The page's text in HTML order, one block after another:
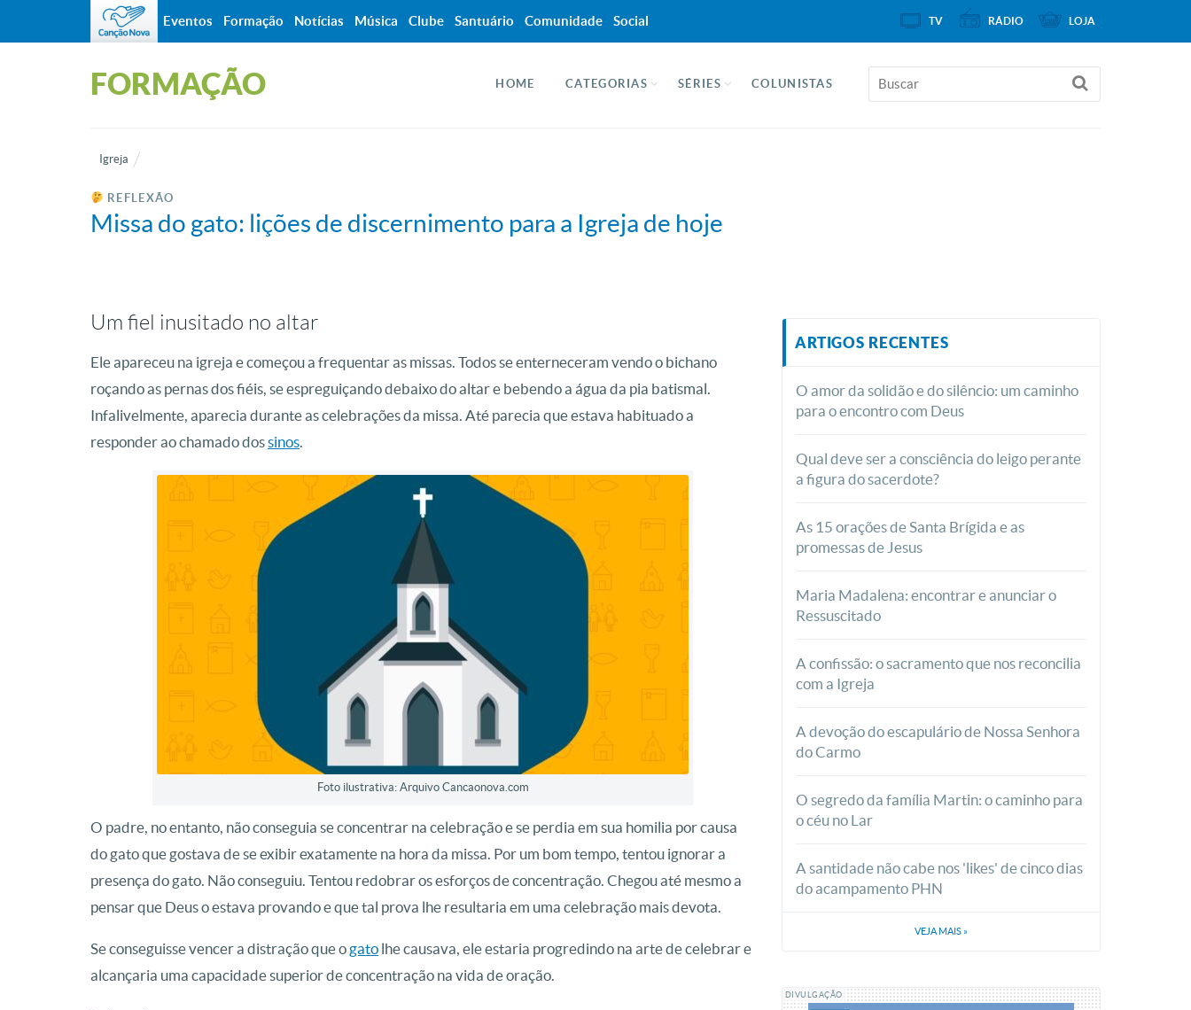
FORMAÇÃO HOME CATEGORIAS SÉRIES COLUNISTAS
Igreja
REFLEXÃO
Missa do gato: lições de discernimento para a Igreja de hoje
Um fiel inusitado no altar
Ele apareceu na igreja e começou a frequentar as missas. Todos se enterneceram vendo o bichano
roçando as pernas dos fiéis, se espreguiçando debaixo do altar e bebendo a água da pia batismal.
Infalivelmente, aparecia durante as celebrações da missa. Até parecia que estava habituado a
responder ao chamado dossinos.
Foto ilustrativa: Arquivo Cancaonova.com
O padre, no entanto, não conseguia se concentrar na celebração e se perdia em sua homilia por causa
do gato que gostava de se exibir exatamente na hora da missa. Por um bom tempo, tentou ignorar a
presença do gato. Não conseguiu. Tentou redobrar os esforços de concentração. Chegou até mesmo a
pensar que Deus o estava provando e que tal prova lhe resultaria em uma celebração mais devota.
Se conseguisse vencer a distração que o gato lhe causava, ele estaria progredindo na arte de celebrar e
alcançaria uma capacidade superior de concentração na vida de oração.
ARTIGOS RECENTES
O amor da solidão e do silêncio: um caminho
para o encontro com Deus
Qual deve ser a consciência do leigo perante
a figura do sacerdote?
As 15 orações de Santa Brígida e as
promessas de Jesus
Maria Madalena: encontrar e anunciar o
Ressuscitado
A confissão: o sacramento que nos reconcilia
com a Igreja
A devoção do escapulário de Nossa Senhora
do Carmo
O segredo da família Martin: o caminho para
o céu no Lar
A santidade não cabe nos 'likes' de cinco dias
do acampamento PHN
VEJA MAIS »
DIVULGAÇÃO
Eventos Formação Notícias Música Clube Santuário Comunidade Social TV RÁDIO LOJA